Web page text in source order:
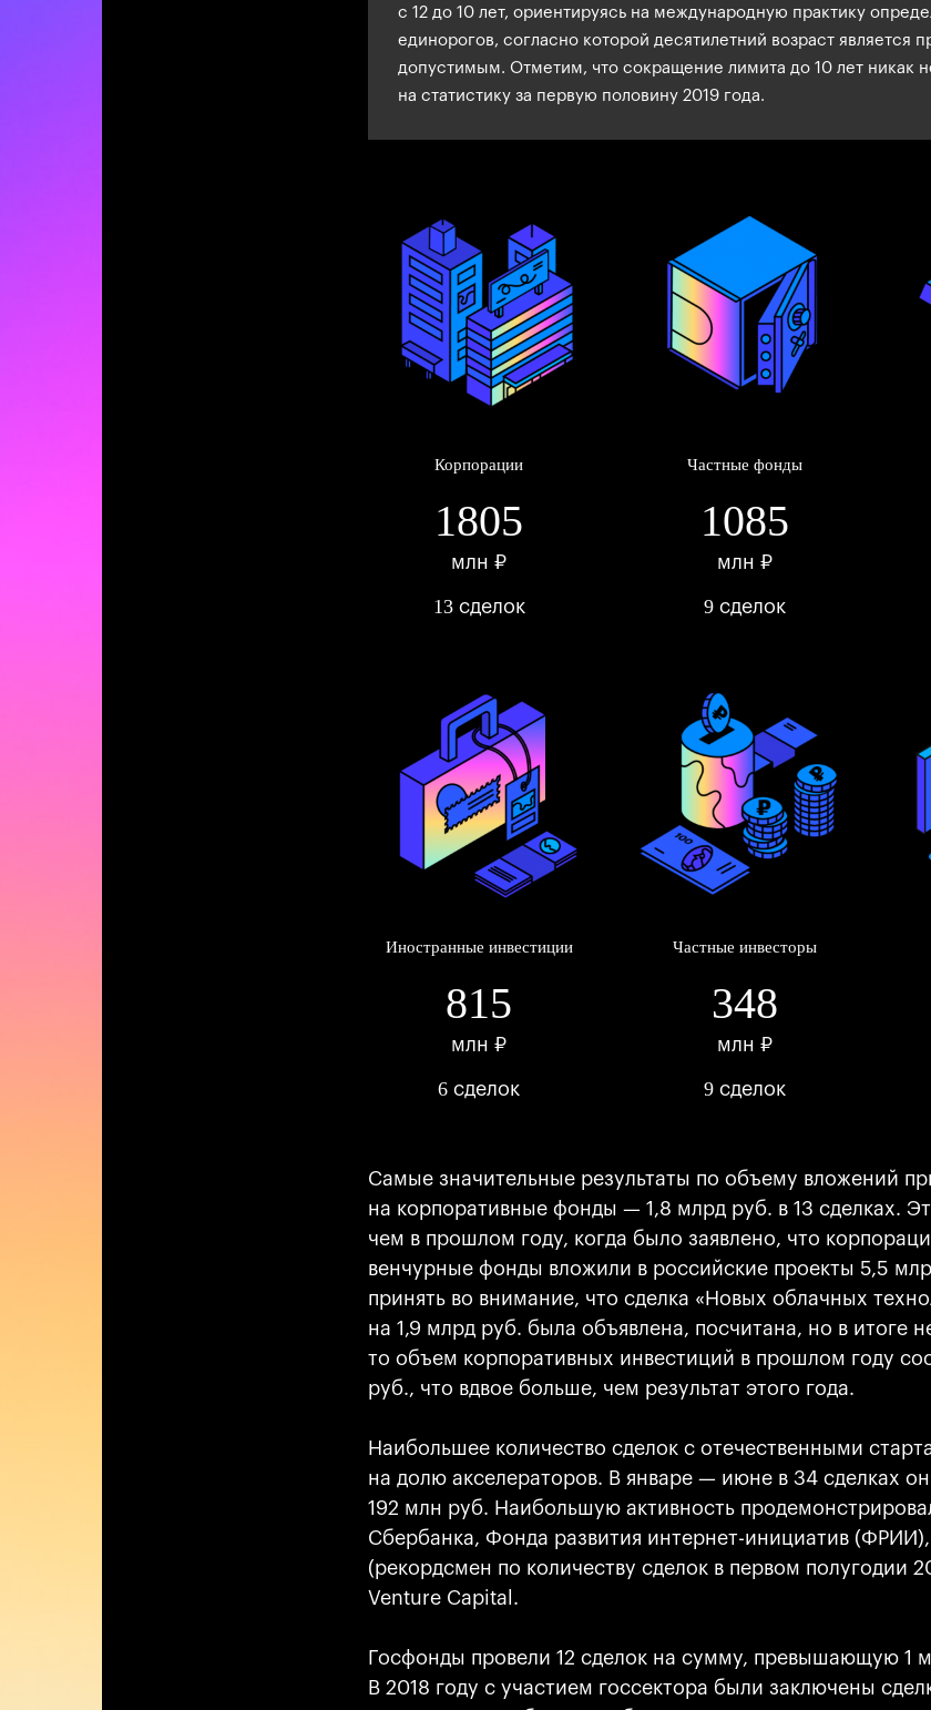
с 12 до 10 лет, ориентируясь на международную практику
единорогов, согласно которой десятилетний возраст является
допустимым. Отметим, что сокращение лимита до 10 лет никак
на статистику за первую половину 2019 года.
Корпорации
1805
млн ₽
13сделок
Частные фонды
1085
млн ₽
9 сделок
Иностранные инвестиции
815
млн ₽
6 сделок
Частные инвесторы
348
млн ₽
9 сделок
Самые значительные результаты по объему вложений
на корпоративные фонды — 1,8 млрд руб. в 13 сделках.
чем в прошлом году, когда было заявлено, что
венчурные фонды вложили в российские проекты 5,5
принять во внимание, что сделка «Новых облачных
на 1,9 млрд руб. была объявлена, посчитана, но в итоге
то объем корпоративных инвестиций в прошлом году
руб., что вдвое больше, чем результат этого года.
Наибольшее количество сделок с отечественными
на долю акселераторов. В январе — июне в 34 сделках
192 млн руб. Наибольшую активность
Сбербанка, Фонда развития интернет-инициатив
(рекордсмен по количеству сделок в первом полугодии
Venture Capital.
Госфонды провели 12 сделок на сумму, превышающую 1
В 2018 году с участием госсектора были заключены